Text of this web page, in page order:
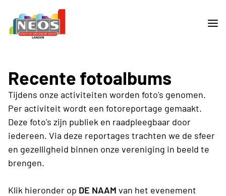
Recente fotoalbums
Tijdens onze activiteiten worden foto's genomen.
Per activiteit wordt een fotoreportage gemaakt.
Deze foto's zijn publiek en raadpleegbaar door
iedereen. Via deze reportages trachten we de sfeer
en gezelligheid binnen onze vereniging in beeld te
brengen.
Klik hieronder op DE NAAM van het evenement